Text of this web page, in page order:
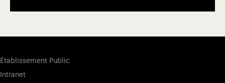
Établissement Public
Intranet